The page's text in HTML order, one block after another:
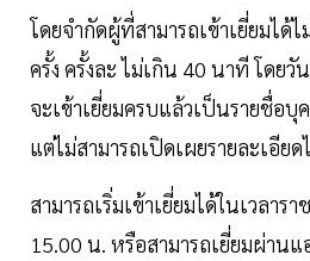
โดยจำกัดผู้ที่สามารถเข้าเยี่ยมได้
ครั้ง ครั้งละ ไม่เกิน 40 นาที โดย
จะเข้าเยี่ยมครบแล้วเป็นรายชื่อ
แต่ไม่สามารถเปิดเผยรายละเอียด
สามารถเริ่มเข้าเยี่ยมได้ในเวลาร
15.00 น. หรือสามารถเยี่ยมผ่าน